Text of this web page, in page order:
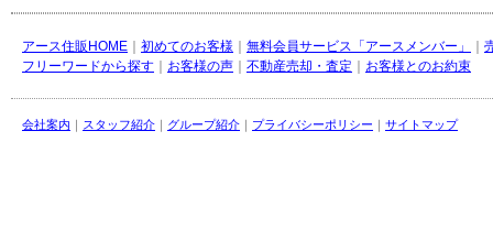
アース住販HOME 初めてのお客様 無料会員サービス「アースメンバー」
フリーワードから探す
お客様の声 不動産売却・査定 お客様とのお約束
会社案内 ｜ スタッフ紹介 ｜ グループ紹介 ｜ プライバシーポリシー ｜ サイトマップ